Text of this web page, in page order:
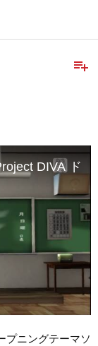
playlist_add
DIVA ド
プニングテーマソ